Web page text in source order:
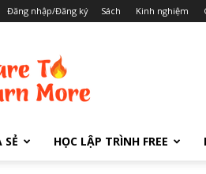
Đăng nhập/Đăng ký Sách Kinh nghiệm
SẺ HỌC LẬP TRÌNH FREE